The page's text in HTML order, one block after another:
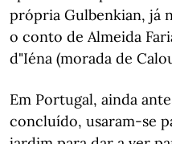
própria Gulbenkian, já
o conto de Almeida
d"Iéna (morada de
Em Portugal, ainda
concluído, usaram-se